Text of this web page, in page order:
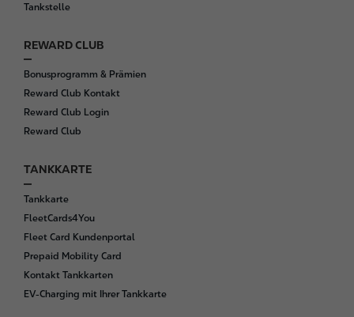
Tankstelle
REWARD CLUB
Bonusprogramm & Prämien
Reward Club Kontakt
Reward Club Login
Reward Club
TANKKARTE
Tankkarte
FleetCards4You
Fleet Card Kundenportal
Prepaid Mobility Card
Kontakt Tankkarten
EV-Charging mit Ihrer Tankkarte